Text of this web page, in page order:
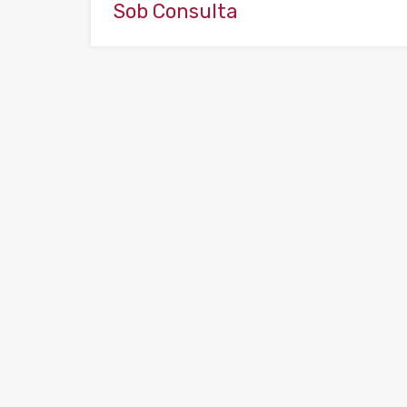
Sob Consulta